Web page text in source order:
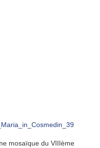
mosaïque du VIIIème